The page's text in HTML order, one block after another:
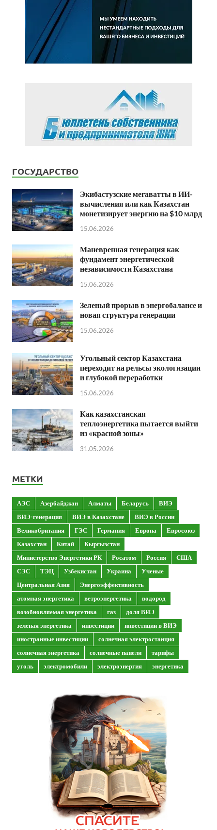
ГОСУДАРСТВО
Экибастузские мегаватты в ИИ-
вычисления или как Казахстан
монетизирует энергию на $10 млрд
15.06.2026
Маневренная генерация как
фундамент энергетической
независимости Казахстана
15.06.2026
Зеленый прорыв в энергобалансе и
новая структура генерации
15.06.2026
Угольный сектор Казахстана
переходит на рельсы экологизации
и глубокой переработки
15.06.2026
Как казахстанская
теплоэнергетика пытается выйти
из «красной зоны»
31.05.2026
МЕТКИ
АЭС Азербайджан Алматы Беларусь
ВИЭ
ВИЭ-генерация
ВИЭ в Казахстане
ВИЭ в России
Великобритания
ГЭС Германия Европа
Евросоюз
Казахстан
Китай
Кыргызстан
Министерство Энергетики РК
Росатом Россия
США
СЭС
ТЭЦ Узбекистан Украина
Ученые
Центральная Азия
Энергоэффективность
атомная энергетика
ветроэнергетика
водород
возобновляемая энергетика
газ
доля ВИЭ
зеленая энергетика
инвестиции
инвестиции в ВИЭ
иностранные инвестиции
солнечная электростанция
солнечная энергетика
солнечные панели
тарифы
уголь
электромобили электроэнергия энергетика